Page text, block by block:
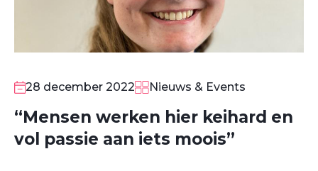
28 december 2022 Nieuws & Events
“Mensen werken hier keihard en
vol passie aan iets moois”